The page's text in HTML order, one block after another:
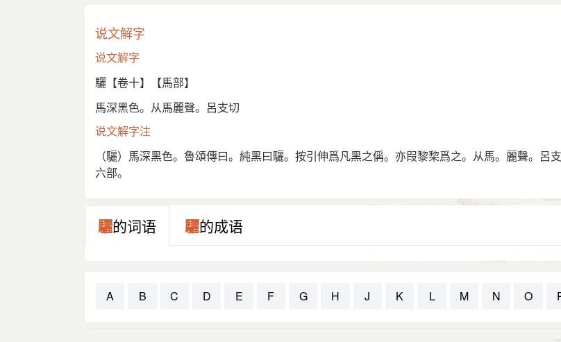
又 《廣韻》郞奚切《韻會》憐題切《正韻》鄰溪切，
《集韻》陳尼切，音馳。驪靬，縣名。《前漢·地理志》張掖郡驪靬縣。《註》李奇曰：音遲虔
曰：驪，力遲反。靬音虔。令其土俗人呼驪靬，疾言之曰力虔。
说文解字
说文解字
驪【卷十】【馬部】
馬深黑色。从馬麗聲。呂支切
说文解字注
（驪）馬深黑色。魯頌傳曰。純黑曰驪。按引伸爲凡黑之偁。亦叚黎棃爲之。从馬。麗聲。呂
六部。
驪的词语 驪的成语
A B C D E F G H J K L M N O